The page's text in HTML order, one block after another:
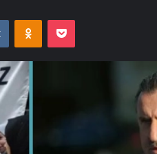
VKontakteOdnoklassniki
Pocket